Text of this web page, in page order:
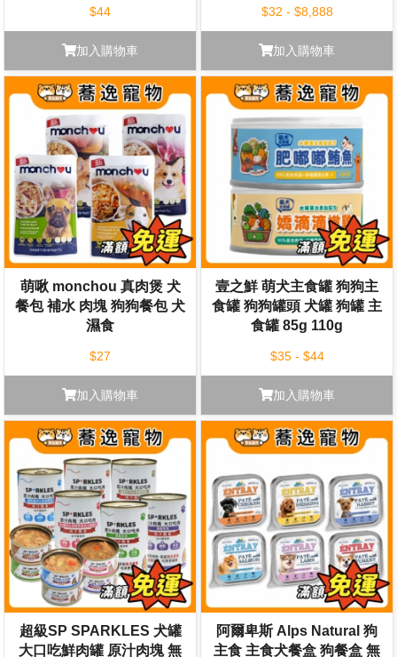
$44
加入購物車
$32 - $8,888
加入購物車
萌啾 monchou 真肉煲 犬
餐包 補水 肉塊 狗狗餐包 犬
濕食
$27
加入購物車
壹之鮮 萌犬主食罐 狗狗主
食罐 狗狗罐頭 犬罐 狗罐 主
食罐 85g 110g
$35 - $44
加入購物車
超級SP SPARKLES 犬罐
大口吃鮮肉罐 原汁肉塊 無
阿爾卑斯 Alps Natural 狗
主食 主食犬餐盒 狗餐盒 無